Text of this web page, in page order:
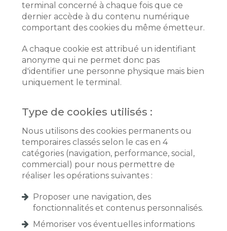
terminal concerné à chaque fois que ce
dernier accède à du contenu numérique
comportant des cookies du même émetteur.
A chaque cookie est attribué un identifiant
anonyme qui ne permet donc pas
d'identifier une personne physique mais bien
uniquement le terminal.
Type de cookies utilisés :
Nous utilisons des cookies permanents ou
temporaires classés selon le cas en 4
catégories (navigation, performance, social,
commercial) pour nous permettre de
réaliser les opérations suivantes :
Proposer une navigation, des
fonctionnalités et contenus personnalisés.
Mémoriser vos éventuelles informations